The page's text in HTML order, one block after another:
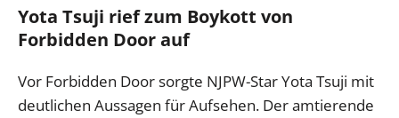
Yota Tsuji rief zum Boykott von
Forbidden Door auf
Vor Forbidden Door sorgte NJPW-Star Yota Tsuji mit
deutlichen Aussagen für Aufsehen. Der amtierende